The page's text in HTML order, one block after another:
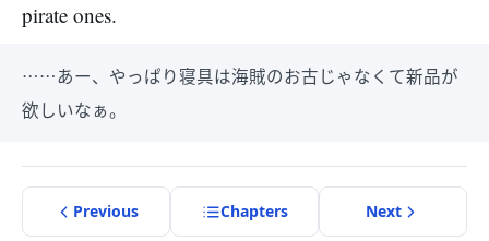
pirate ones.
……あー、やっぱり寝具は海賊のお古じゃなくて新品が
欲しいなぁ。
Previous Chapters Next